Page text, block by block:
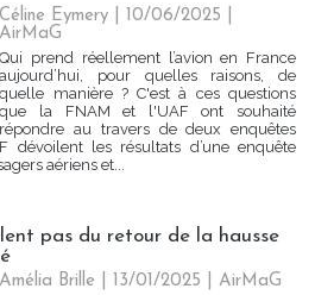
Céline Eymery | 10/06/2025
AirMaG
Qui prend réellement l’avion en France
aujourd’hui, pour quelles raisons, de
quelle manière ? C'est à ces questions
que la FNAM et l'UAF ont souhaité
répondre au travers de deux enquêtes
dévoilent les résultats d’une enquête
aériens et...
pas du retour de la hausse
Amélia Brille | 13/01/2025 |AirMaG